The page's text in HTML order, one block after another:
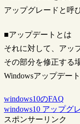
アップグレードと呼
■アップデートとは
それに対して、アッ
その部分を修正する
Windowsアップデー
windows10のFAQ
windows10 アップグ
スポンサーリンク